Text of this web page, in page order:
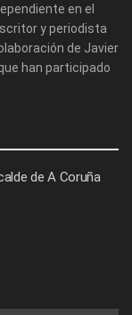
en el
y periodista
de Javier
han participado
de A Coruña